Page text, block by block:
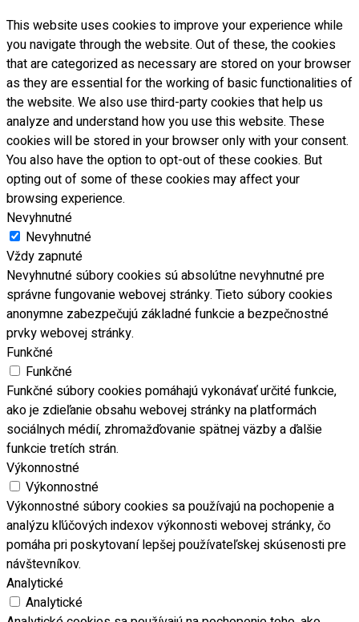
This website uses cookies to improve your experience while
you navigate through the website. Out of these, the cookies
that are categorized as necessary are stored on your browser
as they are essential for the working of basic functionalities of
the website. We also use third-party cookies that help us
analyze and understand how you use this website. These
cookies will be stored in your browser only with your consent.
You also have the option to opt-out of these cookies. But
opting out of some of these cookies may affect your
browsing experience.
Nevyhnutné
Nevyhnutné
Vždy zapnuté
Nevyhnutné súbory cookies sú absolútne nevyhnutné pre
správne fungovanie webovej stránky. Tieto súbory cookies
anonymne zabezpečujú základné funkcie a bezpečnostné
prvky webovej stránky.
Funkčné
Funkčné
Funkčné súbory cookies pomáhajú vykonávať určité funkcie,
ako je zdieľanie obsahu webovej stránky na platformách
sociálnych médií, zhromažďovanie spätnej väzby a ďalšie
funkcie tretích strán.
Výkonnostné
Výkonnostné
Výkonnostné súbory cookies sa používajú na pochopenie a
analýzu kľúčových indexov výkonnosti webovej stránky, čo
pomáha pri poskytovaní lepšej používateľskej skúsenosti pre
návštevníkov.
Analytické
Analytické